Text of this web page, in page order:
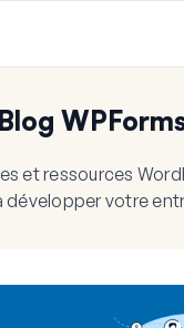
Blog
et ressources
développer votre